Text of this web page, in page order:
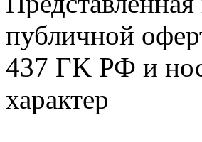
публичной
437 ГK РФ и
характер